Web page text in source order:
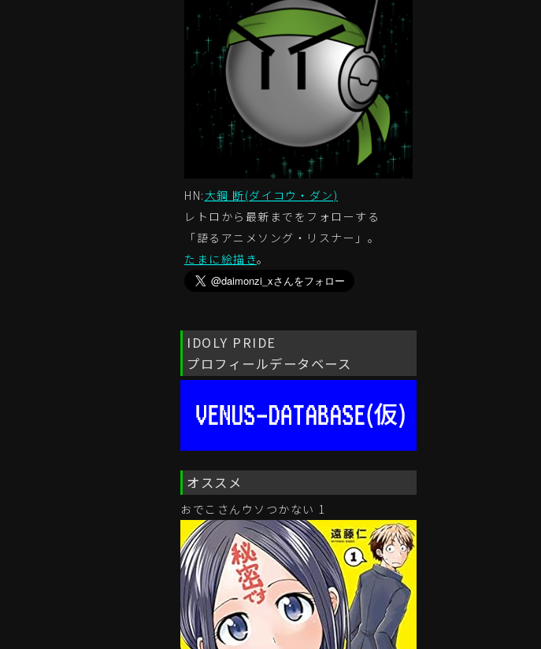
HN: 大鋼 断(ダイコウ・ダン)
レトロから最新までをフォローする
「語るアニメソング・リスナー」。
たまに絵描き。
IDOLY PRIDE
プロフィールデータベース
オススメ
おでこさんウソつかない 1